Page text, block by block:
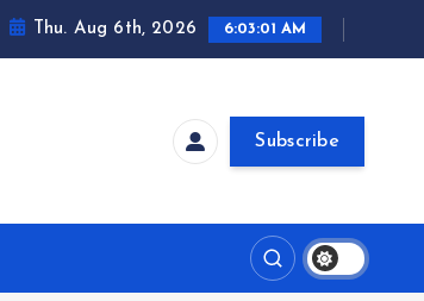
Thu. Aug 6th, 2026 6:03:01 AM
Subscribe